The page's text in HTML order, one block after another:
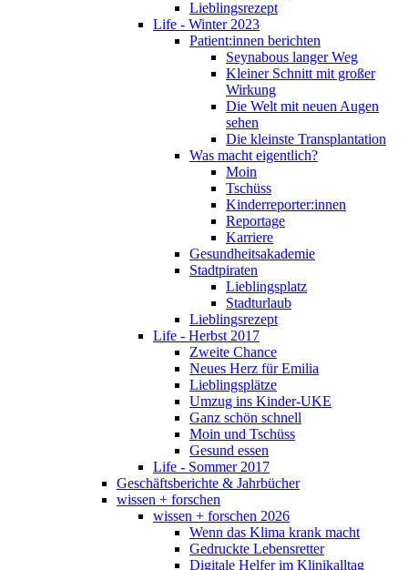
Lieblingsrezept
Life - Winter 2023
Patient:innen berichten
Seynabous langer Weg
Kleiner Schnitt mit großer
Wirkung
Die Welt mit neuen Augen
sehen
Die kleinste Transplantation
Was macht eigentlich?
Moin
Tschüss
Kinderreporter:innen
Reportage
Karriere
Gesundheitsakademie
Stadtpiraten
Lieblingsplatz
Stadturlaub
Lieblingsrezept
Life - Herbst 2017
Zweite Chance
Neues Herz für Emilia
Lieblingsplätze
Umzug ins Kinder-UKE
Ganz schön schnell
Moin und Tschüss
Gesund essen
Life - Sommer 2017
Geschäftsberichte & Jahrbücher
wissen + forschen
wissen + forschen 2026
Wenn das Klima krank macht
Gedruckte Lebensretter
Digitale Helfer im Klinikalltag